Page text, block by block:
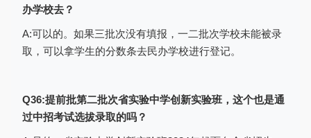
办学校去？
A:可以的。如果三批次没有填报，一二批次学校未能被录
取，可以拿学生的分数条去民办学校进行登记。
Q36:提前批第二批次省实验中学创新实验班，这个也是通
过中招考试选拔录取的吗？